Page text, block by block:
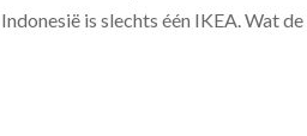
Indonesië is slechts één IKEA. Wat